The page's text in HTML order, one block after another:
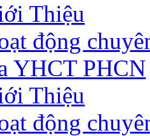
Thiệu
động
YHCT PHCN
Thiệu
động